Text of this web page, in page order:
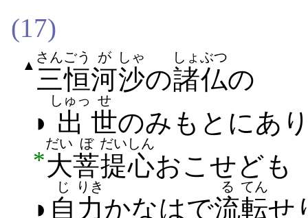
(17)
▲ 三
さん
恒
ごう
河
が
沙
しゃ
の諸仏
しょぶつ
の
◗ 出
しゅっ
世
せ
の​みもと​に​あ
*大
だい
菩
ぼ
提
だい
心
しん
おこせ​ども
◗ 自
じ
力
りき
かなは​で流
る
転
てん
せ​